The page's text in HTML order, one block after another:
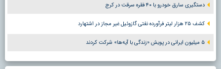
دستگیری سارق خودرو با ۴۰ فقره سرقت در کرج
کشف ۲۵ هزار لیتر فرآورده نفتی گازوئیل غیر مجاز در اشتهارد
۵ میلیون ایرانی در پویش «زندگی با آیه‌ها» شرکت کردند